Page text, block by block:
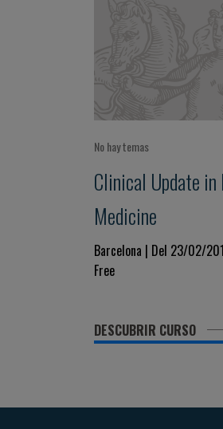
No hay temas
Clinical Update
Medicine
Barcelona | Del 23/02/
Free
DESCUBRIR CURSO